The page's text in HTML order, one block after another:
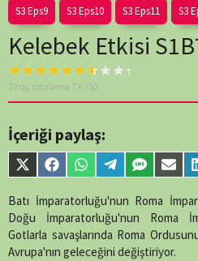
S3 Eps9 S3 Eps10 S3 Eps11 S3
Kelebek Etkisi
Warning: A non-
numeric value
/home/belges/public_html/
content/themes/muvipro/
parts/content-
single-
line 89
10 oy, ortalama 7,6 /10
İçeriği paylaş:
Share
on
X
(Twitter)
Share
on
Facebook
Share
on
WhatsApp
Share
on
Telegram
Share
on
SMS
Share
on
Email
Batı İmparatorluğu'nun Roma
Doğu İmparatorluğu'nun Roma
Gotlarla savaşlarında Roma
Avrupa'nın geleceğini değiştiriyor.